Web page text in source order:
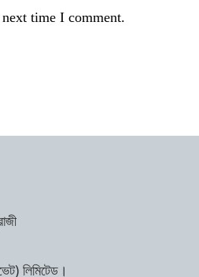
time I comment.
লিমিটেড।